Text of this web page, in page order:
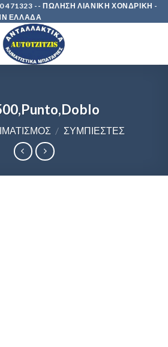
471323 -- ΠΩΛΗΣΗ ΛΙΑΝΙΚΗ ΧΟΝΔΡΙΚΗ -
ΕΛΛΑΔΑ
/ ΣΥΜΠΙΕΣΤΕΣ